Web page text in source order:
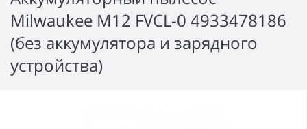
Milwaukee M12 FVCL-0 4933478186
(без аккумулятора и зарядного
устройства)